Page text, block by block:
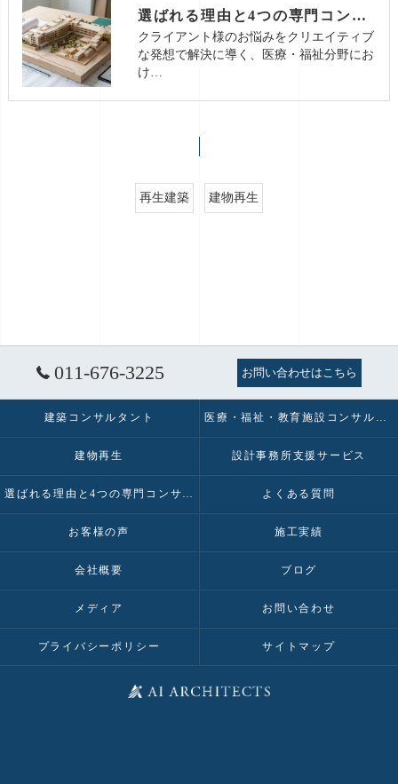
選ばれる理由と4つの専門コンサルティング
クライアント様のお悩みをクリエイティブ
な発想で解決に導く、医療・福祉分野にお
け…
再生建築 建物再生
011-676-3225 お問い合わせはこちら
建築コンサルタント 医療・福祉・教育施設コンサルタント
建物再生 設計事務所支援サービス
選ばれる理由と4つの専門コンサルティング よくある質問
お客様の声 施工実績
会社概要 ブログ
メディア お問い合わせ
プライバシーポリシー サイトマップ